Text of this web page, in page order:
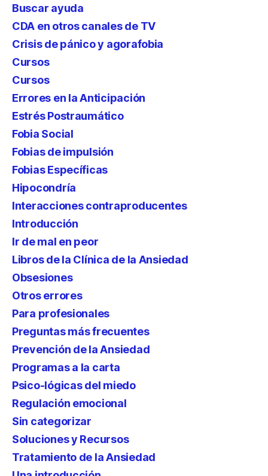
Buscar ayuda
CDA en otros canales de TV
Crisis de pánico y agorafobia
Cursos
Cursos
Errores en la Anticipación
Estrés Postraumático
Fobia Social
Fobias de impulsión
Fobias Específicas
Hipocondría
Interacciones contraproducentes
Introducción
Ir de mal en peor
Libros de la Clínica de la Ansiedad
Obsesiones
Otros errores
Para profesionales
Preguntas más frecuentes
Prevención de la Ansiedad
Programas a la carta
Psico-lógicas del miedo
Regulación emocional
Sin categorizar
Soluciones y Recursos
Tratamiento de la Ansiedad